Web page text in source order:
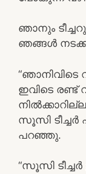
ഞാനും
ഞങ്ങൾ
“ഞാനിവിടെ
ഇവിടെ
സൂസി ടീച്ചർ
പറഞ്ഞു.
“സൂസി